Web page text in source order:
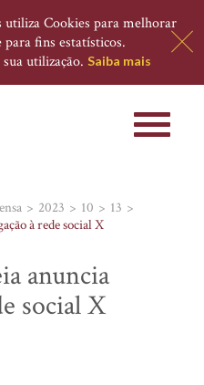
utiliza Cookies para melhorar
para fins estatísticos.
utilização. Saiba mais
Toggle
2023 10
13
à rede social X
anuncia
social X